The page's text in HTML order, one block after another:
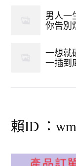
男人一
你告別
一想就
一插到
賴ID ：